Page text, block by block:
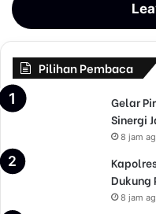
Pilihan Pembaca
Gelar
Sinergi
8 jam
Dukung
8 jam